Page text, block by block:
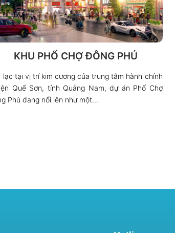
KHU PHỐ CHỢ ĐÔNG PHÚ
lạc tại vị trí kim cương của trung tâm hành chính
Quế Sơn, tỉnh Quảng Nam, dự án Phố Chợ
Phú đang nổi lên như một...